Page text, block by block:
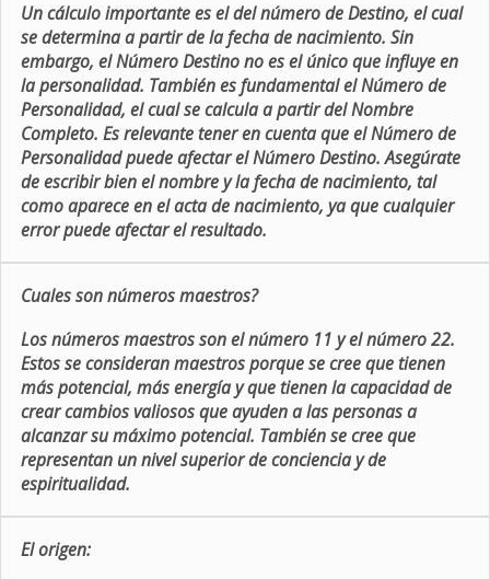
Un cálculo importante es el del número de Destino, el cual
se determina a partir de la fecha de nacimiento. Sin
embargo, el Número Destino no es el único que influye en
la personalidad. También es fundamental el Número de
Personalidad, el cual se calcula a partir del Nombre
Completo. Es relevante tener en cuenta que el Número de
Personalidad puede afectar el Número Destino. Asegúrate
de escribir bien el nombre y la fecha de nacimiento, tal
como aparece en el acta de nacimiento, ya que cualquier
error puede afectar el resultado.
Cuales son números maestros?
Los números maestros son el número 11 y el número 22.
Estos se consideran maestros porque se cree que tienen
más potencial, más energía y que tienen la capacidad de
crear cambios valiosos que ayuden a las personas a
alcanzar su máximo potencial. También se cree que
representan un nivel superior de conciencia y de
espiritualidad.
El origen: